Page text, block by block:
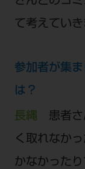
て考えていき
参加者が集
は？
長縄 患者さ
く取れなか
かなかった
企業情報
推奨環境